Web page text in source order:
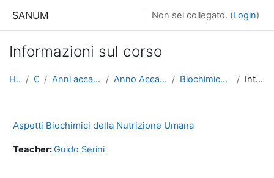
SANUM Non sei collegato. (Login)
Informazioni sul corso
Home Corsi Anni accademici precedenti Anno Accademico 2022-2023 Biochimica Clinica (INT0710B) Introduzione
Aspetti Biochimici della Nutrizione Umana
Teacher:Guido Serini